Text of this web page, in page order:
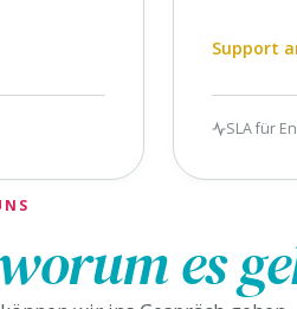
Support
SLA für
es